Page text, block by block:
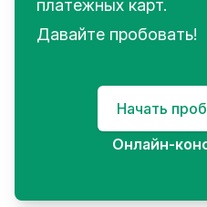
платежных карт.
Давайте пробовать!
Начать
Онлайн-